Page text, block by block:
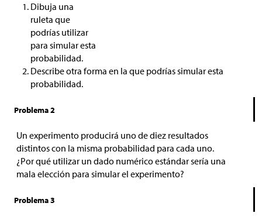
Dibuja una
ruleta que
podrías utilizar
para simular esta
probabilidad.
Describe otra forma en la que podrías simular esta
probabilidad.
Problema 2
Un experimento producirá uno de diez resultados
distintos con la misma probabilidad para cada uno.
¿Por qué utilizar un dado numérico estándar sería una
mala elección para simular el experimento?
Problema 3